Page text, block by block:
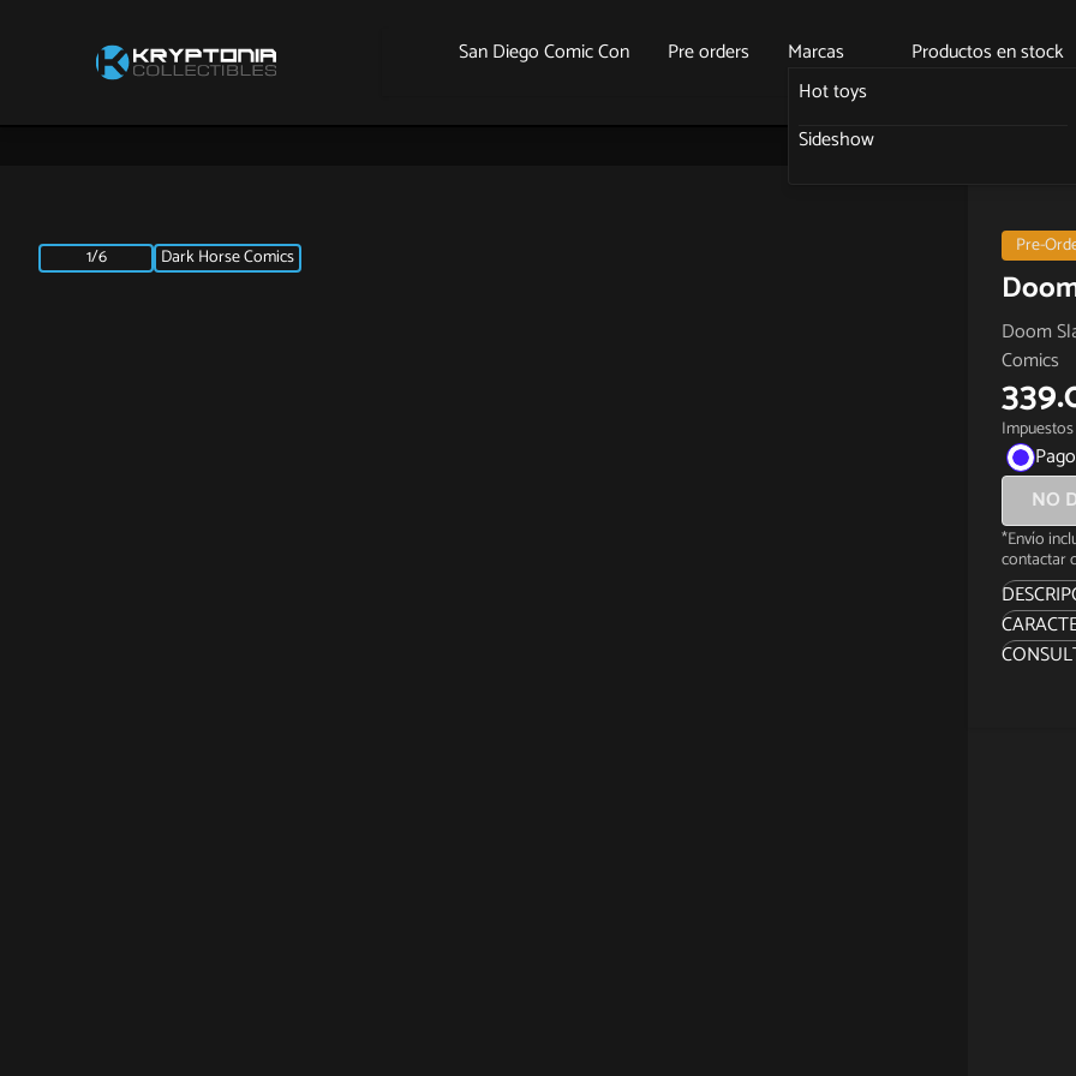
San Diego Comic Con Pre orders
Marcas
Hot toys
Sideshow
Productos en stock
1/6 Dark Horse Comics Pre-
Doom
Comics
NO
*Envío
contactar
Dark
ofrecer